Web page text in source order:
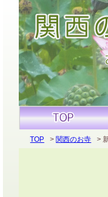
TOP 関西のお寺